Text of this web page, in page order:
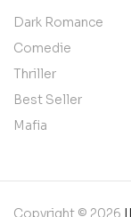
Dark Romance
Comedie
Thriller
Best Seller
Mafia